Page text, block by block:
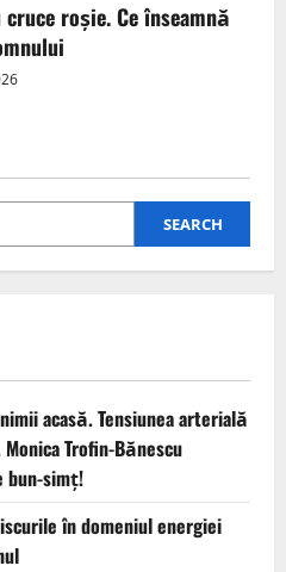
roșie. Ce înseamnă
SEARCH
acasă. Tensiunea arterială
Trofin-Bănescu
bun-simț!
în domeniul energiei